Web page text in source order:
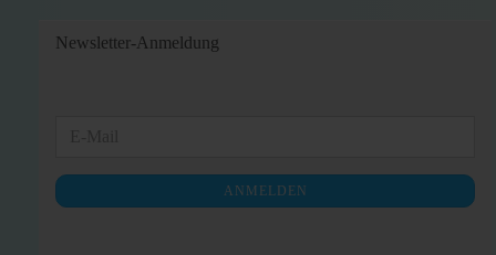
Newsletter-Anmeldung
NEWSLETTER-
ANMELDUNG
ANMELDEN